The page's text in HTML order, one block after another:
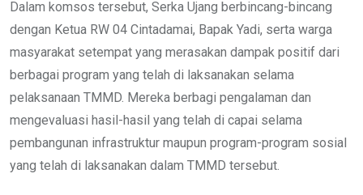
Dalam komsos tersebut, Serka Ujang berbincang-bincang
dengan Ketua RW 04 Cintadamai, Bapak Yadi, serta warga
masyarakat setempat yang merasakan dampak positif dari
berbagai program yang telah di laksanakan selama
pelaksanaan TMMD. Mereka berbagi pengalaman dan
mengevaluasi hasil-hasil yang telah di capai selama
pembangunan infrastruktur maupun program-program sosial
yang telah di laksanakan dalam TMMD tersebut.